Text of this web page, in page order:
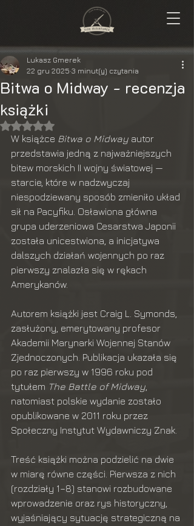
Bitwa o Midway - recenzja
książki
Lukasz Gmerek
22 gru 2025 3 minut(y) czytania
Oceniono na NaN z 5 gwiazdek.
W książce Bitwa o Midway autor
przedstawia jedną z najważniejszych
bitew morskich II wojny światowej —
starcie, które w nadzwyczaj
niespodziewany sposób zmieniło układ
sił na Pacyfiku. Osławiona główna
grupa uderzeniowa Cesarstwa Japonii
została unicestwiona, a inicjatywa
dalszych działań wojennych po raz
pierwszy znalazła się w rękach
Amerykanów.
Autorem książki jest Craig L. Symonds,
zasłużony, emerytowany profesor
Akademii Marynarki Wojennej Stanów
Zjednoczonych. Publikacja ukazała się
po raz pierwszy w 1996 roku pod
tytułem The Battle of Midway
natomiast polskie wydanie zostało
opublikowane w 2011 roku przez
Społeczny Instytut Wydawniczy Znak.
Treść książki można podzielić na dwie
w miarę równe części. Pierwsza z nich
(rozdziały 1–8) stanowi rozbudowane
wprowadzenie oraz rys historyczny,
wyjaśniający sytuację strategiczną na